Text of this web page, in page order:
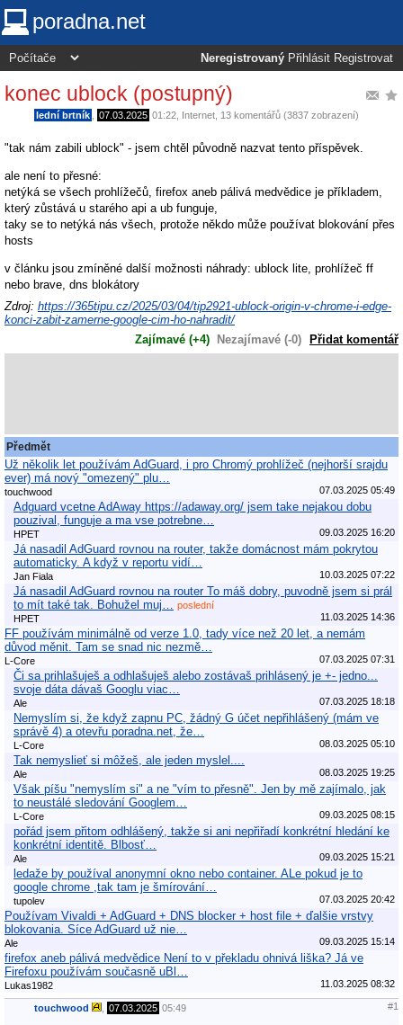
poradna.net
Neregistrovaný Přihlásit Registrovat
konec ublock (postupný)
lední brtník 07.03.2025 01:22 Internet , 13 komentářů (3837 zobrazení)
"tak nám zabili ublock" - jsem chtěl původně nazvat tento příspěvek.
ale není to přesné:
netýká se všech prohlížečů, firefox aneb pálivá medvědice je příkladem,
který zůstává u starého api a ub funguje,
taky se to netýká nás všech, protože někdo může používat blokování přes
hosts
v článku jsou zmíněné další možnosti náhrady: ublock lite, prohlížeč ff
nebo brave, dns blokátory
Zdroj: https://365tipu.cz/2025/03/04/tip2921-ublock-origin-v-chrome-i-edge-
konci-zabit-zamerne-google-cim-ho-nahradit/
Zajímavé (+4)
Nezajímavé (-0) Přidat komentář
Předmět
Už několik let používám AdGuard, i pro Chromý prohlížeč (nejhorší srajdu
ever) má nový "omezený" plu…
touchwood 07.03.2025 05:49
Adguard vcetne AdAway https://adaway.org/ jsem take nejakou dobu
pouzival, funguje a ma vse potrebne…
HPET 09.03.2025 16:20
Já nasadil AdGuard rovnou na router, takže domácnost mám pokrytou
automaticky. A když v reportu vidí…
Jan Fiala 10.03.2025 07:22
Já nasadil AdGuard rovnou na router To máš dobry, puvodně jsem si prál
to mít také tak. Bohužel muj…
poslední
HPET
11.03.2025 14:36
FF používám minimálně od verze 1.0, tady více než 20 let, a nemám
důvod měnit. Tam se snad nic nezmě…
L-Core 07.03.2025 07:31
Či sa prihlašuješ a odhlašuješ alebo zostávaš prihlásený je +- jedno...
svoje dáta dávaš Googlu viac…
Ale 07.03.2025 18:18
Nemyslím si, že když zapnu PC, žádný G účet nepřihlášený (mám ve
správě 4) a otevřu poradna.net, že…
L-Core 08.03.2025 05:10
Tak nemyslieť si môžeš, ale jeden myslel....
Ale 08.03.2025 19:25
Však píšu "nemyslím si" a ne "vím to přesně". Jen by mě zajímalo, jak
to neustálé sledování Googlem…
L-Core 09.03.2025 08:15
pořád jsem přitom odhlášený, takže si ani nepřiřadí konkrétní hledání ke
konkrétní identitě. Blbosť…
Ale 09.03.2025 15:21
ledaže by používal anonymní okno nebo container. ALe pokud je to
google chrome ,tak tam je šmírování…
tupolev 07.03.2025 20:42
Používam Vivaldi + AdGuard + DNS blocker + host file + ďalšie vrstvy
blokovania. Síce AdGuard už nie…
Ale 09.03.2025 15:14
firefox aneb pálivá medvědice Není to v překladu ohnivá liška? Já ve
Firefoxu používám současně uBl…
Lukas1982 11.03.2025 08:32
touchwood 07.03.2025 05:49 #1